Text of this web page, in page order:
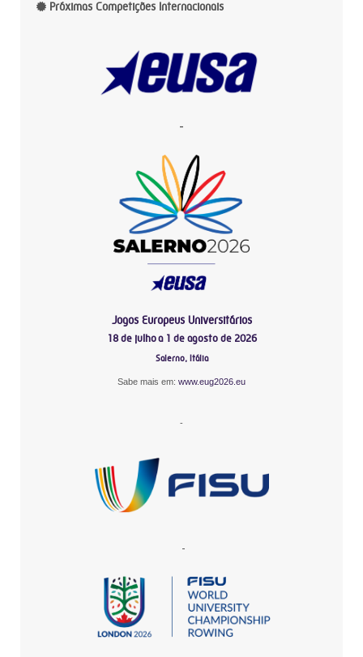
Próximas Competições Internacionais
-
Jogos Europeus Universitários
18 de julho a 1 de agosto de 2026
Salerno, Itália
Sabe mais em: www.eug2026.eu
-
-